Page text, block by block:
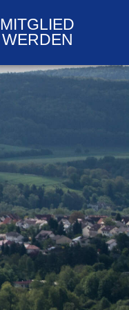
MITGLIED
WERDEN